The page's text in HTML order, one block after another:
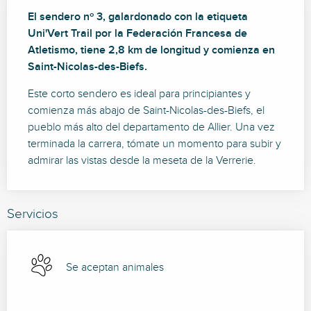
El sendero nº 3, galardonado con la etiqueta
Uni'Vert Trail por la Federación Francesa de
Atletismo, tiene 2,8 km de longitud y comienza en
Saint-Nicolas-des-Biefs.
Este corto sendero es ideal para principiantes y
comienza más abajo de Saint-Nicolas-des-Biefs, el
pueblo más alto del departamento de Allier. Una vez
terminada la carrera, tómate un momento para subir y
admirar las vistas desde la meseta de la Verrerie.
Servicios
Se aceptan animales